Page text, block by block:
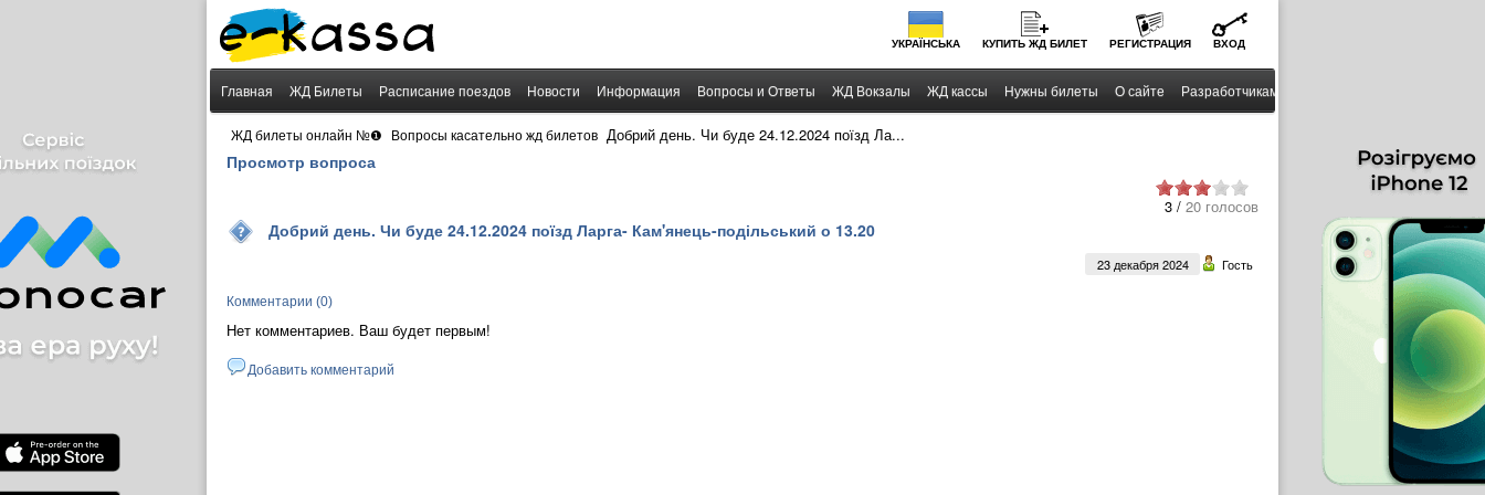
УКРАЇНСЬКА КУПИТЬ ЖД БИЛЕТ РЕГИСТРАЦИЯ ВХОД
Главная ЖД Билеты Расписание поездов Новости Информация Вопросы и Ответы ЖД Вокзалы ЖД кассы Нужны билеты О сайте Разработчикам
ЖД билеты онлайн №❶ Вопросы касательно жд билетов Добрий день. Чи буде 24.12.2024 поїзд Ла...
Просмотр вопроса
3 / 20 голосов
Добрий день. Чи буде 24.12.2024 поїзд Ларга- Кам'янець-подільський о 13.20
Гость
23 декабря 2024
Комментарии (0)
Нет комментариев. Ваш будет первым!
Добавить комментарий